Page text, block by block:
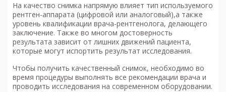
На качество снимка напрямую влияет тип используемого
рентген-аппарата (цифровой или аналоговый),а также
уровень квалификации врача-рентгенолога, делающего
заключение. Также во многом достоверность
результата зависит от лишних движений пациента,
которые могут испортить результат исследования.
Чтобы получить качественный снимок, необходимо во
время процедуры выполнять все рекомендации врача и
проводить исследования на современном оборудовании.